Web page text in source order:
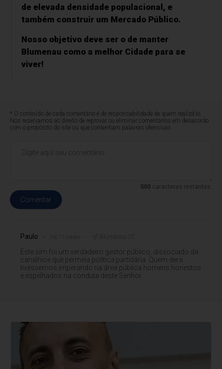
de elevada densidade populacional, e
também construir um Mercado Público.
Nosso objetivo deve ser o de manter
Blumenau como a melhor Cidade para se
viver!
* O conteúdo de cada comentário é de responsabilidade de quem realizá-lo.
Nos reservamos ao direito de reprovar ou eliminar comentários em desacordo
com o propósito do site ou que contenham palavras ofensivas.
500caracteres restantes.
Comentar
Paulo Há 11 meses
Este sim foi um verdadeiro gestor público, dissociado da
canalhice que permeia política partidária. Quem dera
tivéssemos imperando na área pública homens honestos
e espelhados na conduta deste Senhor.